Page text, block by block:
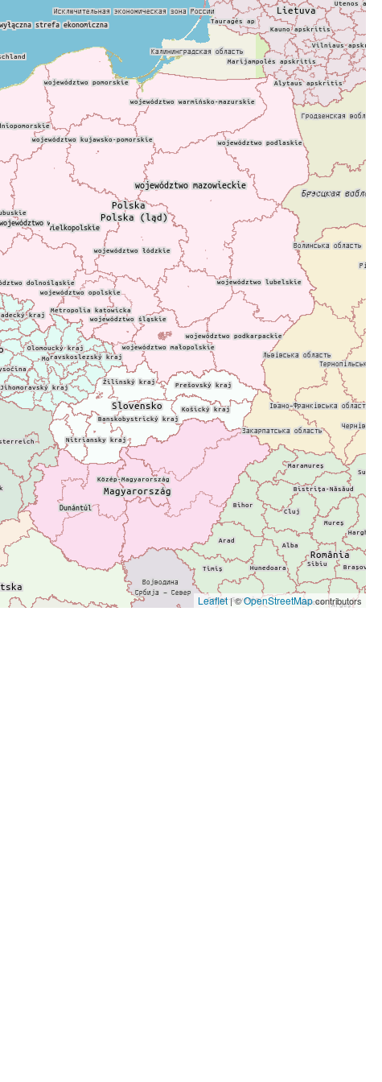
Leaflet| ©OpenStreetMapcontributors